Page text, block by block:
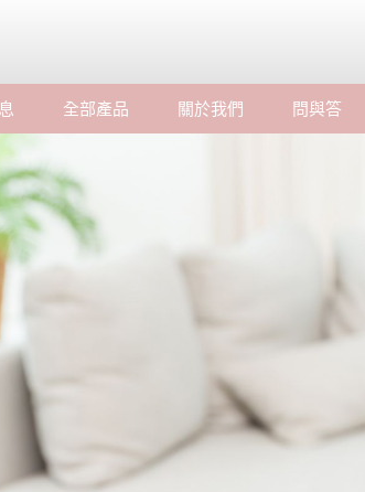
全部產品 關於我們 問與答